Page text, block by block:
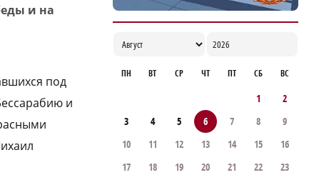
и на
под
и
ПН ВТ СР ЧТ ПТ СБ ВС
1
2
3
4 5 6 7 8
9
10
11 12 13 14 15
16
17
18 19 20 21 22
23